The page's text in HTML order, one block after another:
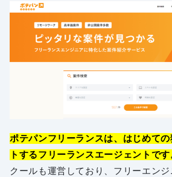
ポテパンフリーランスは、はじめて
トするフリーランスエージェントです
クールも運営しており、フリーエン